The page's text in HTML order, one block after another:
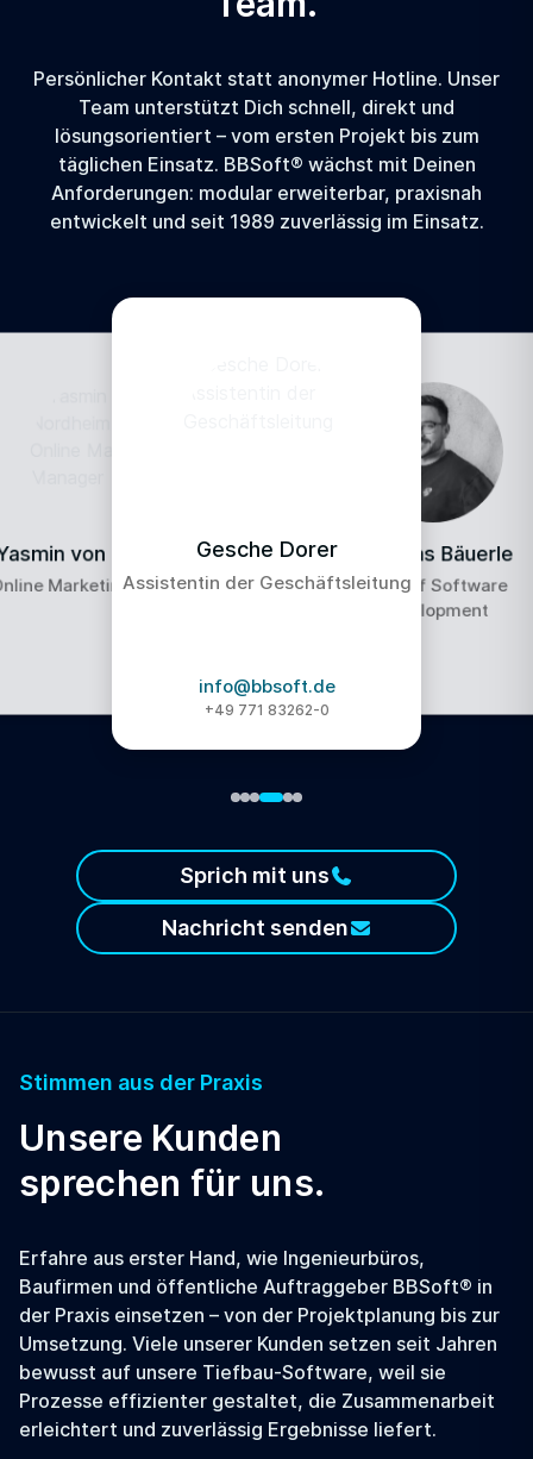
Persönlicher Kontakt statt anonymer Hotline. Unser
Team unterstützt Dich schnell, direkt und
lösungsorientiert – vom ersten Projekt bis zum
täglichen Einsatz. BBSoft® wächst mit Deinen
Anforderungen: modular erweiterbar, praxisnah
entwickelt und seit 1989 zuverlässig im Einsatz.
von Nordheim
Marketing Manager
Gesche Dorer
Assistentin der Geschäftsleitung
info@bbsoft.de
+49 771 83262-0
Andreas Bäuerle
Head of Software
Development
Sprich mit uns
Nachricht senden
Stimmen aus der Praxis
Unsere Kunden
sprechen für uns.
Erfahre aus erster Hand, wie Ingenieurbüros,
Baufirmen und öffentliche Auftraggeber BBSoft® in
der Praxis einsetzen – von der Projektplanung bis zur
Umsetzung. Viele unserer Kunden setzen seit Jahren
bewusst auf unsere Tiefbau-Software, weil sie
Prozesse effizienter gestaltet, die Zusammenarbeit
erleichtert und zuverlässig Ergebnisse liefert.